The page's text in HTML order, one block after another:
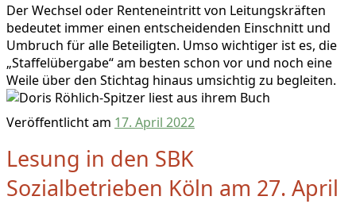
Der Wechsel oder Renteneintritt von Leitungskräften
bedeutet immer einen entscheidenden Einschnitt und
Umbruch für alle Beteiligten. Umso wichtiger ist es, die
„Staffelübergabe“ am besten schon vor und noch eine
Weile über den Stichtag hinaus umsichtig zu begleiten.
Veröffentlicht am 17. April 2022
Lesung in den SBK
Sozialbetrieben Köln am 27. April